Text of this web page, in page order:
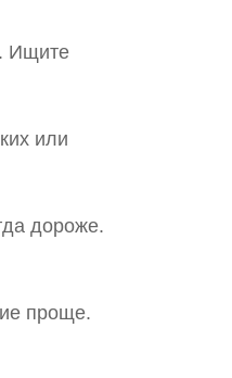
Ищите
или
дороже.
проще.